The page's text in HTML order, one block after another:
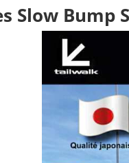
Slow Bump